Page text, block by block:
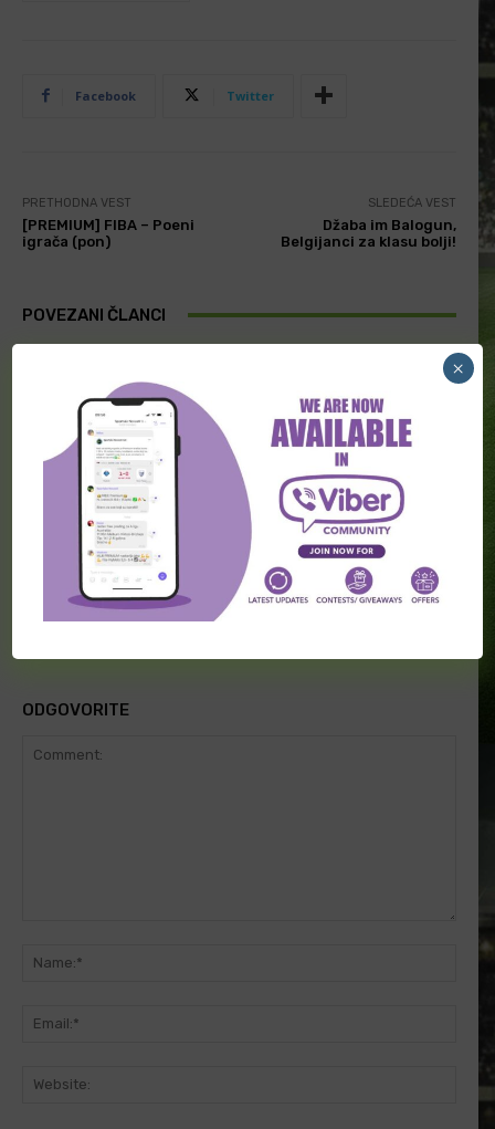
Facebook Twitter
PRETHODNA VEST
[PREMIUM] FIBA – Poeni
igrača (pon)
SLEDEĆA VEST
Džaba im Balogun,
Belgijanci za klasu bolji!
POVEZANI ČLANCI
Transferi širom sveta (3. avgust)
Transferi širom sveta (2. avgust)
ODGOVORITE
×